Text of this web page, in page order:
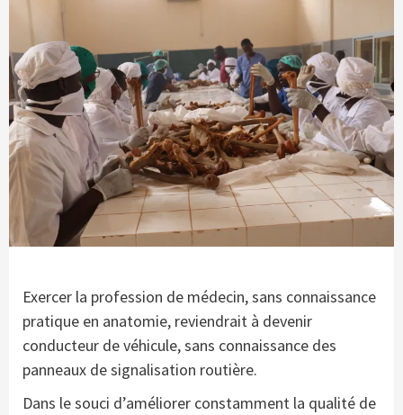
Exercer la profession de médecin, sans connaissance
pratique en anatomie, reviendrait à devenir
conducteur de véhicule, sans connaissance des
panneaux de signalisation routière.
Dans le souci d’améliorer constamment la qualité de